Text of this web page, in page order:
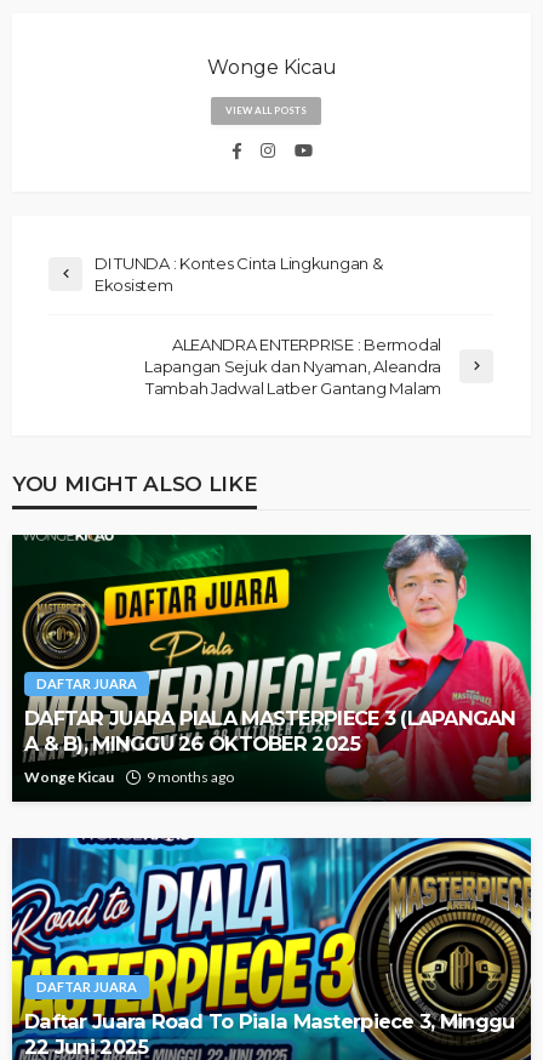
Wonge Kicau
VIEW ALL POSTS
DI TUNDA : Kontes Cinta Lingkungan &
Ekosistem
ALEANDRA ENTERPRISE : Bermodal
Lapangan Sejuk dan Nyaman, Aleandra
Tambah Jadwal Latber Gantang Malam
YOU MIGHT ALSO LIKE
DAFTAR JUARA
DAFTAR JUARA PIALA MASTERPIECE 3 (LAPANGAN
A & B), MINGGU 26 OKTOBER 2025
Wonge Kicau 9 months ago
DAFTAR JUARA
Daftar Juara Road To Piala Masterpiece 3, Minggu
22 Juni 2025